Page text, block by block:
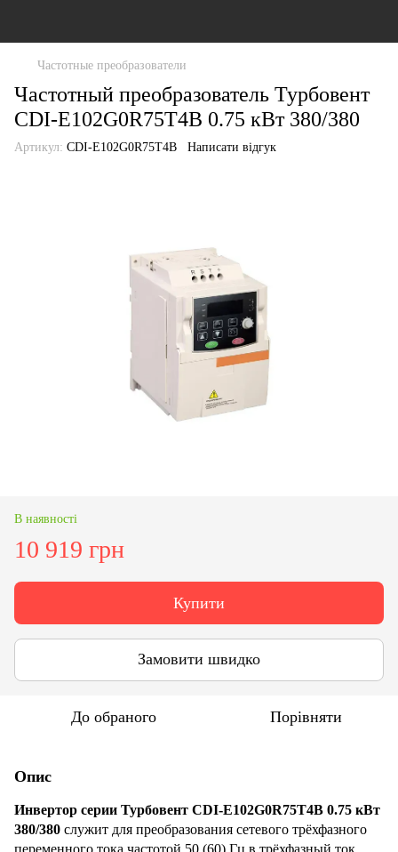
Частотные преобразователи
Частотный преобразователь Турбовент
CDI-E102G0R75T4B 0.75 кВт 380/380
Артикул: CDI-E102G0R75T4B Написати відгук
В наявності
10 919 грн
Купити
Замовити швидко
До обраного Порівняти
Опис
Инвертор серии Турбовент CDI-E102G0R75T4B 0.75 кВт
380/380 служит для преобразования сетевого трёхфазного
переменного тока частотой 50 (60) Гц в трёхфазный ток,